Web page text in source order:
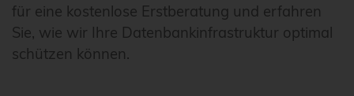
für eine kostenlose Erstberatung und erfahren
Sie, wie wir Ihre Datenbankinfrastruktur optimal
schützen können.